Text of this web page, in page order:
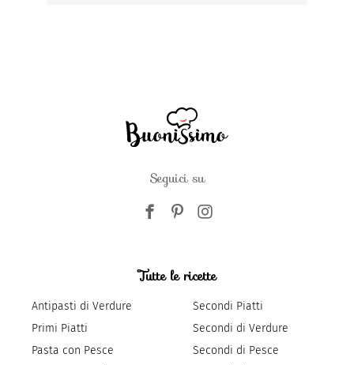
Seguici su
Tutte le ricette
Antipasti di Verdure
Primi Piatti
Pasta con Pesce
Secondi Piatti
Secondi di Verdure
Secondi di Pesce